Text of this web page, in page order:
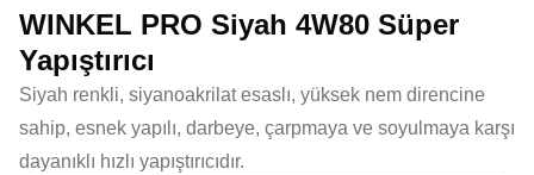
WINKEL PRO Siyah 4W80 Süper
Yapıştırıcı
Siyah renkli, siyanoakrilat esaslı, yüksek nem direncine
sahip, esnek yapılı, darbeye, çarpmaya ve soyulmaya karşı
dayanıklı hızlı yapıştırıcıdır.